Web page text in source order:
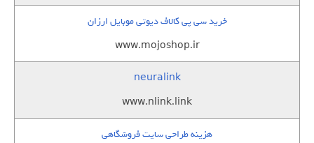
خرید سی پی کالاف دیوتی موبایل ارزان
www.mojoshop.ir
neuralink
www.nlink.link
هزینه طراحی سایت فروشگاهی